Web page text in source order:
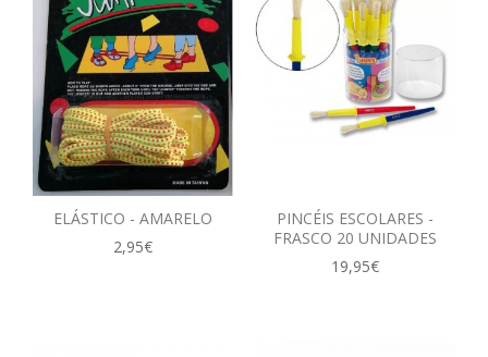
ELÁSTICO - AMARELO
2,95€
PINCÉIS ESCOLARES -
FRASCO 20 UNIDADES
19,95€